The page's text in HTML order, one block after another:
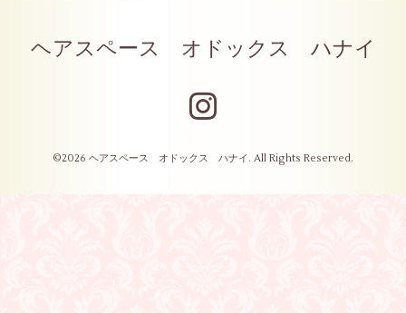
ヘアスペース オドックス ハナイ
©2026 ヘアスペース オドックス ハナイ . All Rights Reserved.